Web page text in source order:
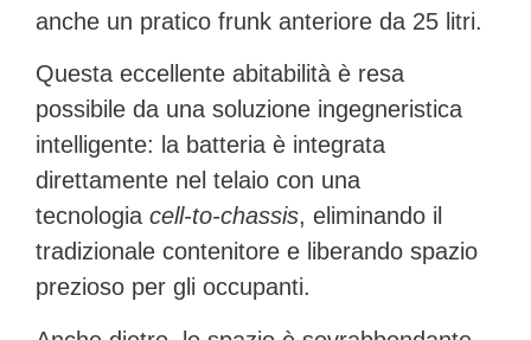
anche un pratico frunk anteriore da 25 litri.
Questa eccellente abitabilità è resa
possibile da una soluzione ingegneristica
intelligente: la batteria è integrata
direttamente nel telaio con una
tecnologia cell-to-chassis, eliminando il
tradizionale contenitore e liberando spazio
prezioso per gli occupanti.